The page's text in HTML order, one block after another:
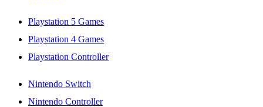
Playstation 5 Games
Playstation 4 Games
Playstation Controller
Nintendo Switch
Nintendo Controller